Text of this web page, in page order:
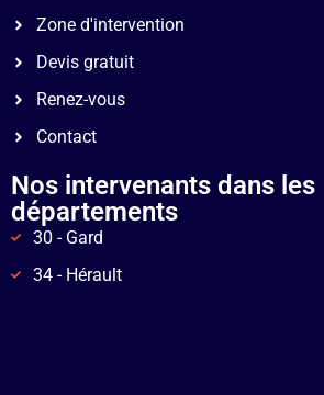
Zone d'intervention
Devis gratuit
Renez-vous
Contact
Nos intervenants dans les
départements
30 - Gard
34 - Hérault